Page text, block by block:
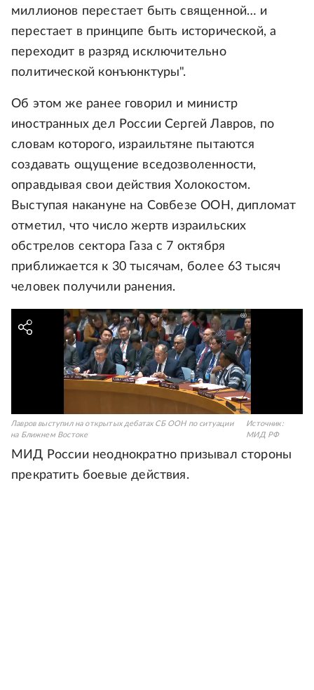
миллионов перестает быть священной… и
перестает в принципе быть исторической, а
переходит в разряд исключительно
политической конъюнктуры".
Об этом же ранее говорил и министр
иностранных дел России Сергей Лавров, по
словам которого, израильтяне пытаются
создавать ощущение вседозволенности,
оправдывая свои действия Холокостом.
Выступая накануне на Совбезе ООН, дипломат
отметил, что число жертв израильских
обстрелов сектора Газа с 7 октября
приближается к 30 тысячам, более 63 тысяч
человек получили ранения.
Лавров выступил на открытых дебатах СБ ООН по ситуации
на Ближнем Востоке
Источник:
МИД РФ
МИД России неоднократно призывал стороны
прекратить боевые действия.